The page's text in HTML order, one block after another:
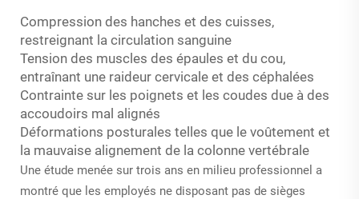
Compression des hanches et des cuisses,
restreignant la circulation sanguine
Tension des muscles des épaules et du cou,
entraînant une raideur cervicale et des céphalées
Contrainte sur les poignets et les coudes due à des
accoudoirs mal alignés
Déformations posturales telles que le voûtement et
la mauvaise alignement de la colonne vertébrale
Une étude menée sur trois ans en milieu professionnel a
montré que les employés ne disposant pas de sièges